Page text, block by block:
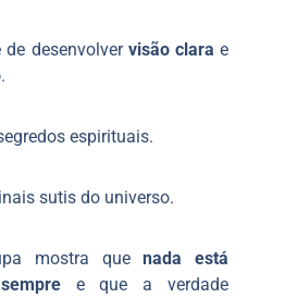
de desenvolver visão clara e
.
espirituais.
sutis do universo.
mostra quenada está
e que a verdade